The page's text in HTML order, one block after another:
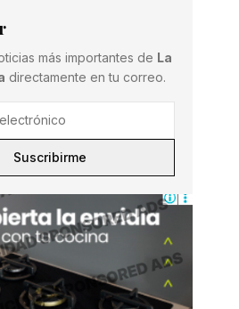
más importantes de La
directamente en tu correo.
Suscribirme